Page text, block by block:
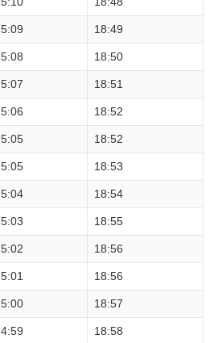
5:09 18:49
5:08 18:50
5:07 18:51
5:06 18:52
5:05 18:52
5:05 18:53
5:04 18:54
5:03 18:55
5:02 18:56
5:01 18:56
5:00 18:57
4:59 18:58